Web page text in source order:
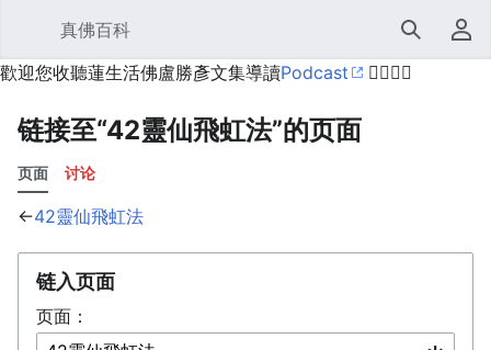
真佛百科 搜索
用户菜单
歡迎您收聽蓮生活佛盧勝彥文集導讀Podcast 🙋‍♂️🙋‍♀️
链接至“42靈仙飛虹法”的页面
页面 讨论
←42靈仙飛虹法
链入页面
页面：